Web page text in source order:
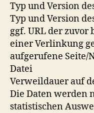
Typ und Version
Typ und Version
ggf. URL der zuvor
einer Verlinkung
aufgerufene Seite/
Datei
Verweildauer auf
Die Daten werden
statistischen